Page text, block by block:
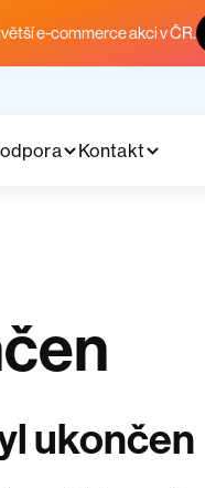
e-commerce akci v ČR.
Kontakt
ukončen